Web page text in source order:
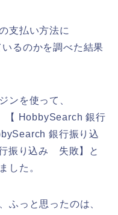
支払い方法に
るのかを調べた結果
ンを使って、
【 HobbySearch 銀行
銀行振り込
振り込み 失敗】と
した。
ふっと思ったのは、